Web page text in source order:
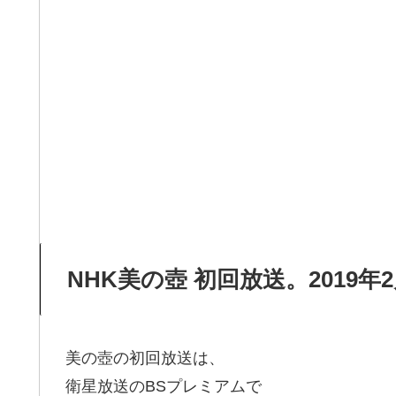
NHK美の壺 初回放送。2019年
美の壺の初回放送は、
衛星放送のBSプレミアムで